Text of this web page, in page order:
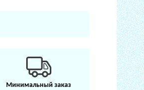
Минимальный заказ